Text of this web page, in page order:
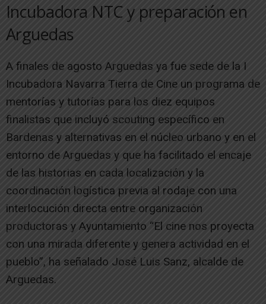
Incubadora NTC y preparación en
Arguedas
A finales de agosto Arguedas ya fue sede de la I
Incubadora Navarra Tierra de Cine un programa de
mentorías y tutorías para los diez equipos
finalistas que incluyó scouting específico en
Bardenas y alternativas en el núcleo urbano y en el
entorno de Arguedas y que ha facilitado el encaje
de las historias en cada localización y la
coordinación logística previa al rodaje con una
interlocución directa entre organización
productoras y Ayuntamiento “El cine nos proyecta
con una mirada diferente y genera actividad en el
pueblo”, ha señalado José Luis Sanz, alcalde de
Arguedas.